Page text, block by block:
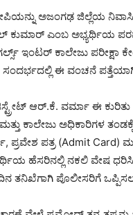
ಅಜಂಗಢ ಜಿಲ್ಲೆಯ ನಿವಾಸಿ
ಎಂಬ ಅಭ್ಯರ್ಥಿಯ ಪರವಾಗಿ
ಇಂಟರ್ ಕಾಲೇಜು ಪರೀಕ್ಷಾ
ಈ ವಂಚನೆ
ಆರ್.ಕೆ. ವರ್ಮಾ ಈ
ಮತ್ತು ಕಾಲೇಜು ಅಧಿಕಾರಿಗಳ
ಪ್ರವೇಶ ಪತ್ರ (Admit
ಹೆಸರಿನಲ್ಲಿ ನಕಲಿ ವೇಷ ಧರಿಸಿ
ತನಿಖೆಗಾಗಿ ಪೊಲೀಸರಿಗೆ